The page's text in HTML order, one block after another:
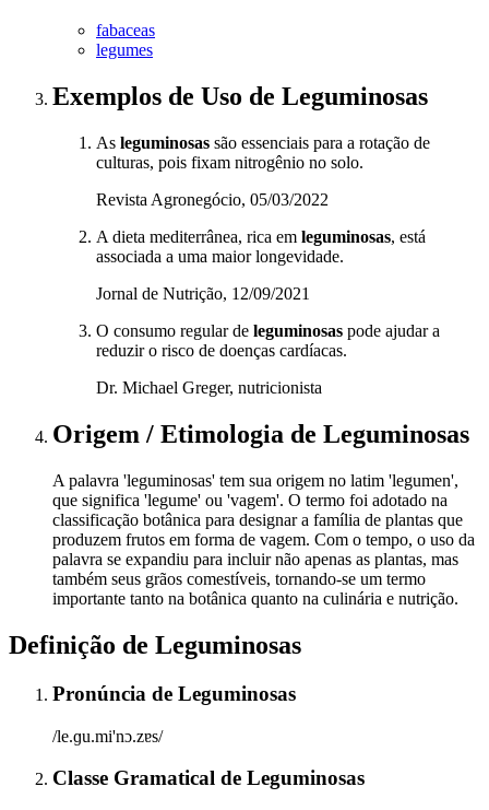
fabaceas
legumes
Exemplos de Uso de Leguminosas
As leguminosas são essenciais para a rotação de
culturas, pois fixam nitrogênio no solo.
Revista Agronegócio, 05/03/2022
A dieta mediterrânea, rica em leguminosas, está
associada a uma maior longevidade.
Jornal de Nutrição, 12/09/2021
O consumo regular de leguminosas pode ajudar a
reduzir o risco de doenças cardíacas.
Dr. Michael Greger, nutricionista
Origem / Etimologia de Leguminosas
A palavra 'leguminosas' tem sua origem no latim 'legumen',
que significa 'legume' ou 'vagem'. O termo foi adotado na
classificação botânica para designar a família de plantas que
produzem frutos em forma de vagem. Com o tempo, o uso da
palavra se expandiu para incluir não apenas as plantas, mas
também seus grãos comestíveis, tornando-se um termo
importante tanto na botânica quanto na culinária e nutrição.
Definição de Leguminosas
Pronúncia de Leguminosas
/le.ɡu.mi'nɔ.zɐs/
Classe Gramatical de Leguminosas